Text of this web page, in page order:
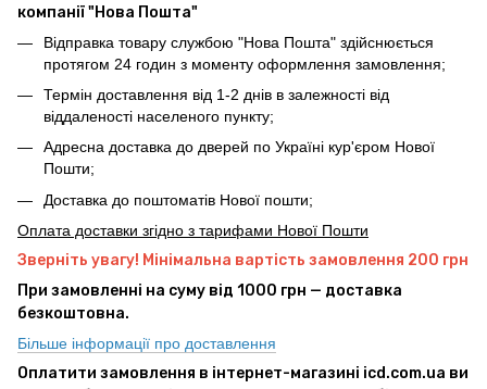
компанії "Нова Пошта"
Відправка товару службою "Нова Пошта" здійснюється
протягом 24 годин з моменту оформлення замовлення;
Термін доставлення від 1-2 днів в залежності від
віддаленості населеного пункту;
Адресна доставка до дверей по Україні кур'єром Нової
Пошти;
Доставка до поштоматів Нової пошти;
Оплата доставки згідно з тарифами Нової Пошти
Зверніть увагу! Мінімальна вартість замовлення 200 грн
При замовленні на суму від 1000 грн — доставка
безкоштовна.
Більше інформації про доставлення
Оплатити замовлення в інтернет-магазині icd.com.ua ви